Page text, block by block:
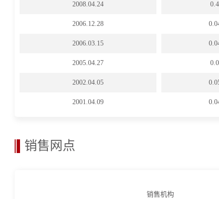
2008.04.24
2006.12.28
2006.03.15
2005.04.27
2002.04.05
2001.04.09
销售网点
销售机构